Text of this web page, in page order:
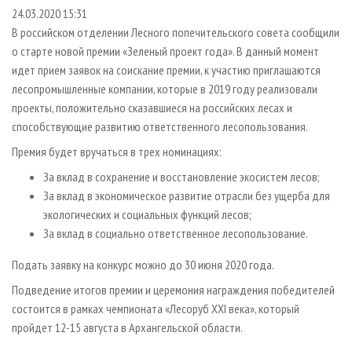
СУШКА ДРЕВЕСИНЫ
ПРОИЗВОДСТВО ДРЕВЕСНЫХ ПЛИТ
ДЕРЕВЯННОЕ ДОМОСТРОЕНИЕ
ПРОИЗВОДСТВО МЕБЕЛИ
БИОЭНЕРГЕТИКА
ПЕРСОНЫ
МОБИЛЬНЫЕ ВЫСТАВКИ
ОФИЦИАЛЬНЫЕ ДЕЛЕГАЦИИ
ПРИОРИТЕТНЫЕ ИНВЕСТПРОЕКТЫ
RUSSIAN FORESTRY REVIEW
ГАЗЕТА ЛЕСПРОМФОРУМ
БИБЛИОТЕКА СПЕЦИАЛИСТА
КОНТАКТЫ
РЕКЛАМА
РЕКЛАМА НА САЙТЕ
24.03.2020 15:31
В российском отделении Лесного попечительского совета сообщили
о старте новой премии «Зеленый проект года». В данный момент
идет прием заявок на соискание премии, к участию приглашаются
лесопромышленные компании, которые в 2019 году реализовали
проекты, положительно сказавшиеся на российских лесах и
способствующие развитию ответственного лесопользования.
Премия будет вручаться в трех номинациях:
За вклад в сохранение и восстановление экосистем лесов;
За вклад в экономическое развитие отрасли без ущерба для
экологических и социальных функций лесов;
За вклад в социально ответственное лесопользование.
Подать заявку на конкурс можно до 30 июня 2020 года.
Подведение итогов премии и церемония награждения победителей
состоится в рамках чемпионата «Лесоруб XXI века», который
пройдет 12-15 августа в Архангельской области.